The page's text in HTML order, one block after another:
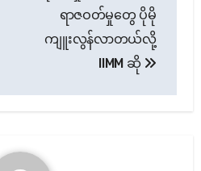
ရာဇဝတ်မှုတွေ ပိုမို
ကျူးလွန်လာတယ်လို့
IIMM ဆို